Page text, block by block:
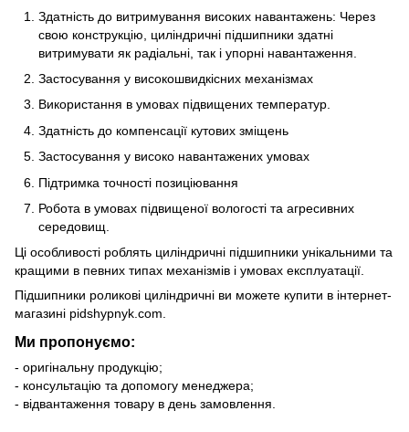
Здатність до витримування високих навантажень: Через
свою конструкцію, циліндричні підшипники здатні
витримувати як радіальні, так і упорні навантаження.
Застосування у високошвидкісних механізмах
Використання в умовах підвищених температур.
Здатність до компенсації кутових зміщень
Застосування у високо навантажених умовах
Підтримка точності позиціювання
Робота в умовах підвищеної вологості та агресивних
середовищ.
Ці особливості роблять циліндричні підшипники унікальними та
кращими в певних типах механізмів і умовах експлуатації.
Підшипники роликові циліндричні ви можете купити в інтернет-
магазині pidshypnyk.com.
Ми пропонуємо:
- оригінальну продукцію;
- консультацію та допомогу менеджера;
- відвантаження товару в день замовлення.